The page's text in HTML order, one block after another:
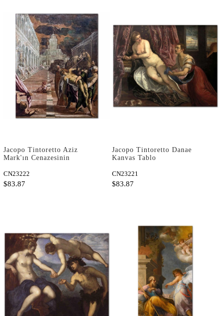
Jacopo Tintoretto Aziz
Mark'ın Cenazesinin
Tablo
CN23222
$83.87
Jacopo Tintoretto Danae
Kanvas Tablo
CN23221
$83.87